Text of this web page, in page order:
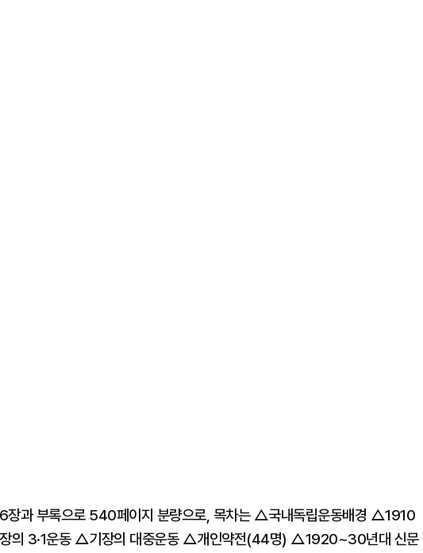
6장과 부록으로 540페이지 분량으로, 목차는 △국내독립운동배경 △1910
의 3·1운동 △기장의 대중운동 △개인약전(44명) △1920~30년대 신문